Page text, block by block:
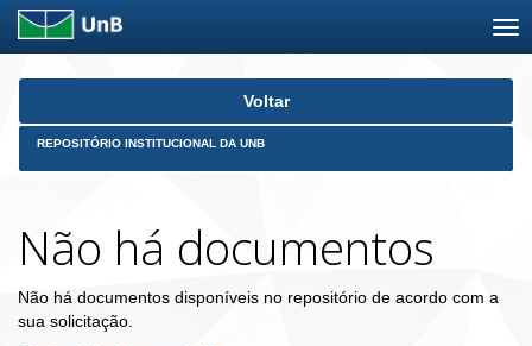
Skip
Voltar
REPOSITÓRIO INSTITUCIONAL DA UNB
Não há documentos
Não há documentos disponíveis no repositório de acordo com a
sua solicitação.